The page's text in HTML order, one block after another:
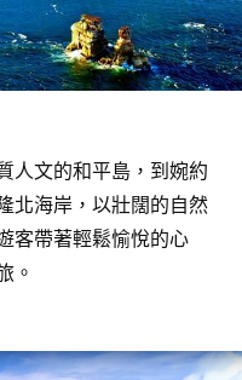
人文的和平島，到婉約
北海岸，以壯闊的自然
客帶著輕鬆愉悅的心
。